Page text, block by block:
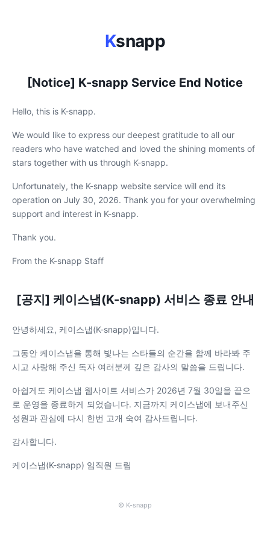
Ksnapp
[Notice] K-snapp Service End Notice
Hello, this is K-snapp.
We would like to express our deepest gratitude to all our
readers who have watched and loved the shining moments of
stars together with us through K-snapp.
Unfortunately, the K-snapp website service will end its
operation on July 30, 2026. Thank you for your overwhelming
support and interest in K-snapp.
Thank you.
From the K-snapp Staff
[공지] 케이스냅(K-snapp) 서비스 종료 안내
안녕하세요, 케이스냅(K-snapp)입니다.
그동안 케이스냅을 통해 빛나는 스타들의 순간을 함께 바라봐 주
시고 사랑해 주신 독자 여러분께 깊은 감사의 말씀을 드립니다.
아쉽게도 케이스냅 웹사이트 서비스가 2026년 7월 30일을 끝으
로 운영을 종료하게 되었습니다. 지금까지 케이스냅에 보내주신
성원과 관심에 다시 한번 고개 숙여 감사드립니다.
감사합니다.
케이스냅(K-snapp) 임직원 드림
© K-snapp